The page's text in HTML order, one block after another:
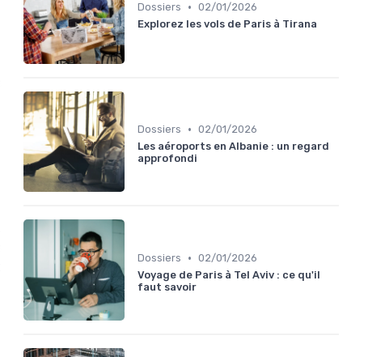
Dossiers • 02/01/2026
Explorez les vols de Paris à Tirana
Dossiers • 02/01/2026
Les aéroports en Albanie : un regard
approfondi
Dossiers • 02/01/2026
Voyage de Paris à Tel Aviv : ce qu'il
faut savoir